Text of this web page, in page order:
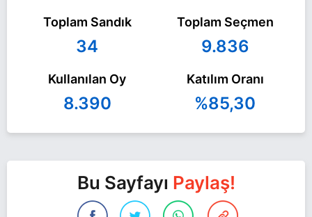
Toplam Sandık
34
Toplam Seçmen
9.836
Kullanılan Oy
8.390
Katılım Oranı
%85,30
Bu Sayfayı Paylaş!